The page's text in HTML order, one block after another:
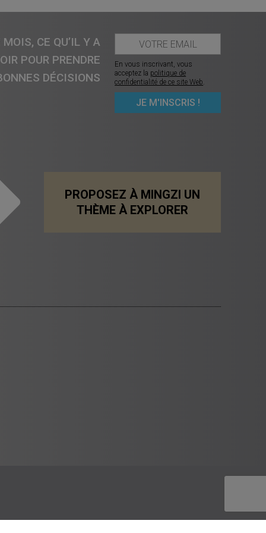
MOIS, CE QU’IL Y A
POUR PRENDRE
DÉCISIONS
En vous inscrivant, vous
acceptez la politique de
confidentialité de ce site Web.
PROPOSEZ À MINGZI UN
THÈME À EXPLORER